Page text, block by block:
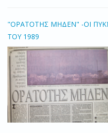
"ΟΡΑΤΟΤΗΣ ΜΗΔΕΝ" -ΟΙ
ΤΟΥ 1989